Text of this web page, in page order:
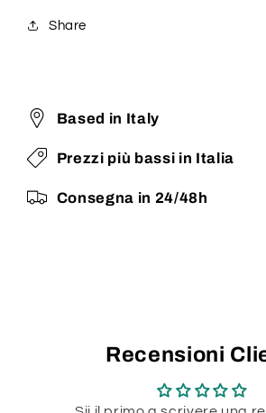
Share
Based in Italy
Prezzi più bassi in Italia
Consegna in 24/48h
Recensioni